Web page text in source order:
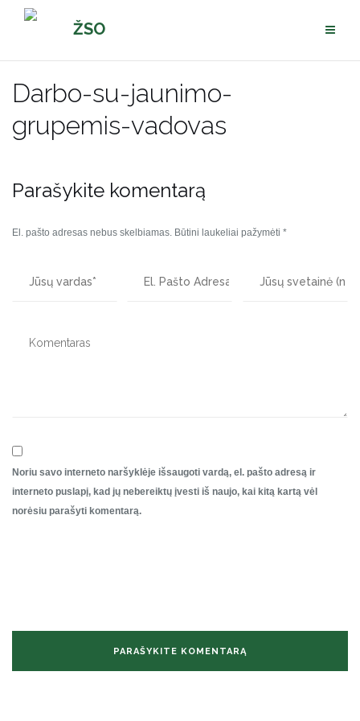
Pereiti
ŽSO
Darbo-su-jaunimo-
grupemis-vadovas
Parašykite komentarą
El. pašto adresas nebus skelbiamas. Būtini laukeliai pažymėti *
Noriu savo interneto naršyklėje išsaugoti vardą, el. pašto adresą ir
interneto puslapį, kad jų nebereiktų įvesti iš naujo, kai kitą kartą vėl
norėsiu parašyti komentarą.